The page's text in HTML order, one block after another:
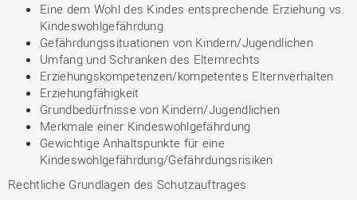
Eine dem Wohl des Kindes entsprechende Erziehung vs.
Kindeswohlgefährdung
Gefährdungssituationen von Kindern/Jugendlichen
Umfang und Schranken des Elternrechts
Erziehungskompetenzen/kompetentes Elternverhalten
Erziehungfähigkeit
Grundbedürfnisse von Kindern/Jugendlichen
Merkmale einer Kindeswohlgefährdung
Gewichtige Anhaltspunkte für eine
Kindeswohlgefährdung/Gefährdungsrisiken
Rechtliche Grundlagen des Schutzauftrages